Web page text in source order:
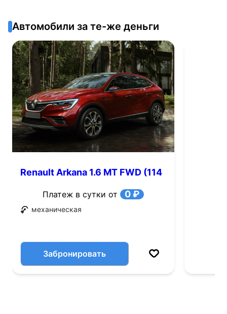
Автомобили за те-же деньги
Renault Arkana 1.6 MT FWD (114
Платеж в сутки от 0 ₽
механическая
Забронировать